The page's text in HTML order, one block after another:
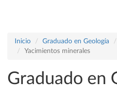
Inicio Graduado en Geología
Yacimientos minerales
Graduado en